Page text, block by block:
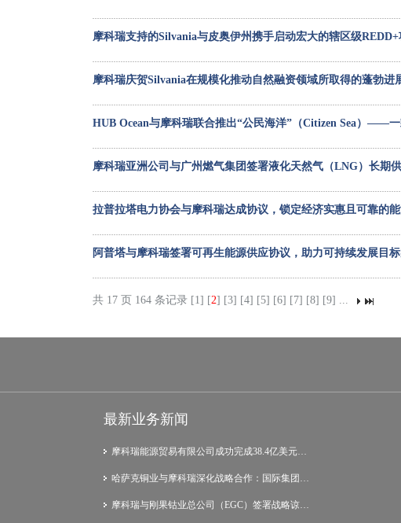
摩科瑞支持的Silvania与皮奥伊州携手启动宏大的辖区级REDD+
摩科瑞庆贺Silvania在规模化推动自然融资领域所取得的蓬勃进
HUB Ocean与摩科瑞联合推出“公民海洋”（Citizen Sea）——
摩科瑞亚洲公司与广州燃气集团签署液化天然气（LNG）长期
拉普拉塔电力协会与摩科瑞达成协议，锁定经济实惠且可靠的
阿普塔与摩科瑞签署可再生能源供应协议，助力可持续发展目
共 17 页 164 条记录 [1] [2] [3] [4] [5] [6] [7] [8] [9] ...
最新业务新闻
摩科瑞能源贸易有限公司成功完成38.4亿美元…
哈萨克铜业与摩科瑞深化战略合作：国际集团…
摩科瑞与刚果钴业总公司（EGC）签署战略谅…